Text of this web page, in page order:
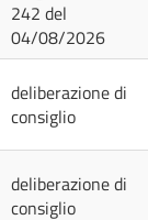
242 del
04/08/2026
deliberazione di
consiglio
deliberazione di
consiglio